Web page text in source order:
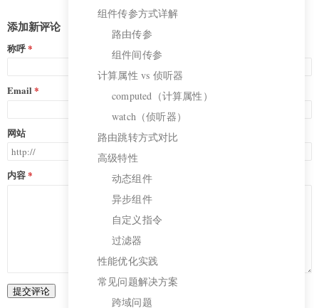
组件传参方式详解
路由传参
组件间传参
计算属性 vs 侦听器
computed（计算属性）
watch（侦听器）
路由跳转方式对比
高级特性
动态组件
异步组件
自定义指令
过滤器
性能优化实践
常见问题解决方案
跨域问题
添加新评论
称呼
Email
网站
内容
提交评论